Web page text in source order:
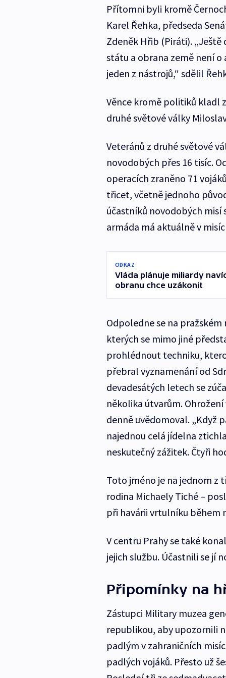
Přítomni byli kromě
Karel Řehka, předseda
Zdeněk Hřib (Piráti). „Ještě
státu a obrana země není o
jeden z nástrojů,“ sdělil
Věnce kromě politiků kladl
druhé světové války
Veteránů z druhé světové
novodobých přes 16 tisíc.
operacích zraněno 71
třicet, včetně jednoho
účastníků novodobých misí
armáda má aktuálně v
ODKAZ
Vláda plánuje miliardy
obranu chce uzákonit
Odpoledne se na
kterých se mimo jiné
prohlédnout techniku,
přebral vyznamenání od
devadesátých letech se
několika útvarům.
denně uvědomoval. „Když
najednou celá jídelna
neskutečný zážitek. Čtyři
Toto jméno je na jednom z
rodina Michaely Tiché –
při havárii vrtulníku během
V centru Prahy se také
jejich službu. Účastnili se jí
Připomínky na
Zástupci Military muzea
republikou, aby upozornili
padlým v zahraničních
padlých vojáků. Přesto už